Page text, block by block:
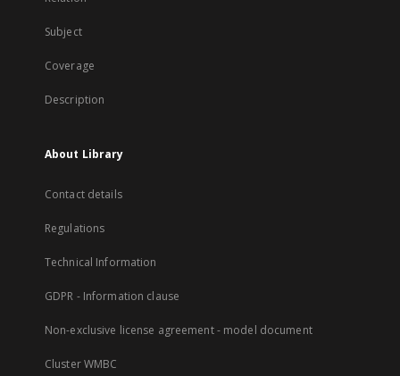
Subject
Coverage
Description
About Library
Contact details
Regulations
Technical Information
GDPR - Information clause
Non-exclusive license agreement - model document
Cluster WMBC